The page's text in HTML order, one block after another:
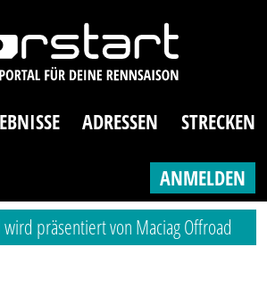
ADRESSEN STRECKEN
ANMELDEN
präsentiert von Maciag Offroad